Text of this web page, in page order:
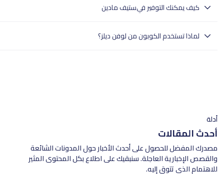
كيف يمكنك التوفير فيستيف مادين
للرجال والنساء، من الكعب العالي الأنيق والسنيكرز العصرية إلى الشنط المميزة
لماذا تستخدم الكوبون من لوفن ديلز؟
أدلة
أحدث المقالات
مصدرك المفضل للحصول على أحدث الأخبار حول المدونات الشائعة
والقصص الإخبارية العاجلة. سنبقيك على اطلاع بكل المحتوى المثير
للاهتمام الذي تتوق إليه.